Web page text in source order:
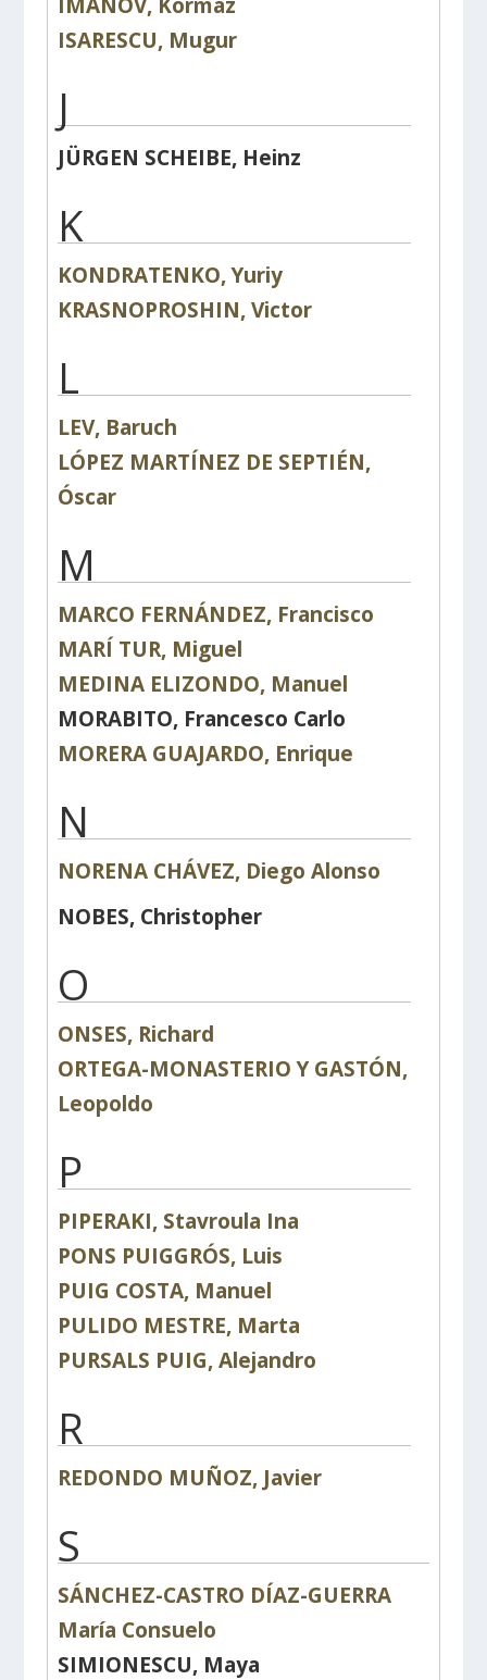
ISARESCU, Mugur
J
JÜRGEN SCHEIBE, Heinz
K
KONDRATENKO, Yuriy
KRASNOPROSHIN, Victor
L
LEV, Baruch
LÓPEZ MARTÍNEZ DE SEPTIÉN,
Óscar
M
MARCO FERNÁNDEZ, Francisco
MARÍ TUR, Miguel
MEDINA ELIZONDO, Manuel
MORABITO, Francesco Carlo
MORERA GUAJARDO, Enrique
N
NORENA CHÁVEZ, Diego Alonso
NOBES, Christopher
O
ONSES, Richard
ORTEGA-MONASTERIO Y GASTÓN,
Leopoldo
P
PIPERAKI, Stavroula Ina
PONS PUIGGRÓS, Luis
PUIG COSTA, Manuel
PULIDO MESTRE, Marta
PURSALS PUIG, Alejandro
R
REDONDO MUÑOZ, Javier
S
SÁNCHEZ-CASTRO DÍAZ-GUERRA
María Consuelo
SIMIONESCU, Maya